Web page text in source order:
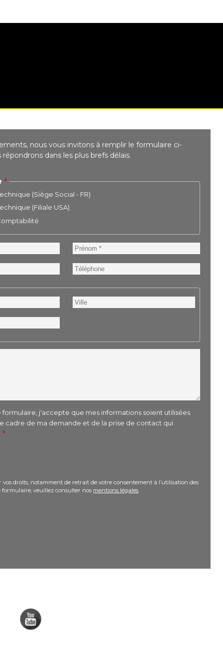
nous vous invitons à remplir le formulaire ci-
dans les plus brefs délais.
(Siège Social - FR)
(Filiale USA)
Prénom
Téléphone
Ville
formulaire, j'accepte que mes informations soient utilisées
cadre de ma demande et de la prise de contact qui
droits, notamment de retrait de votre consentement à l’utilisation des
formulaire, veuillez consulter nos mentions légales.